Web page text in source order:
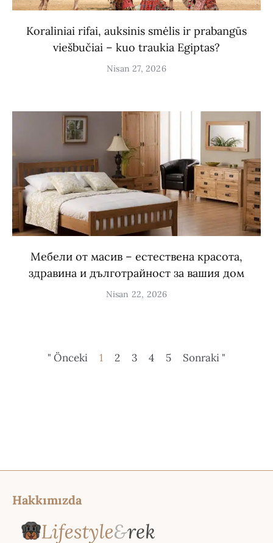
Koraliniai rifai, auksinis smėlis ir prabangūs
viešbučiai – kuo traukia Egiptas?
Nisan 27, 2026
Мебели от масив – естествена красота,
здравина и дълготрайност за вашия дом
Nisan 22, 2026
" Önceki 1 2 3 4 5 Sonraki "
Hakkımızda